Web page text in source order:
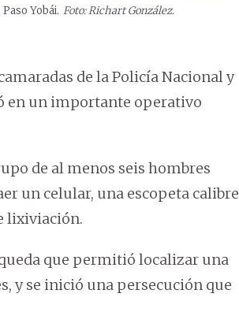
Yobái. Foto: Richart González.
de la Policía Nacional y
en un importante operativo
de al menos seis hombres
un celular, una escopeta calibre
lixiviación.
que permitió localizar una
y se inició una persecución que